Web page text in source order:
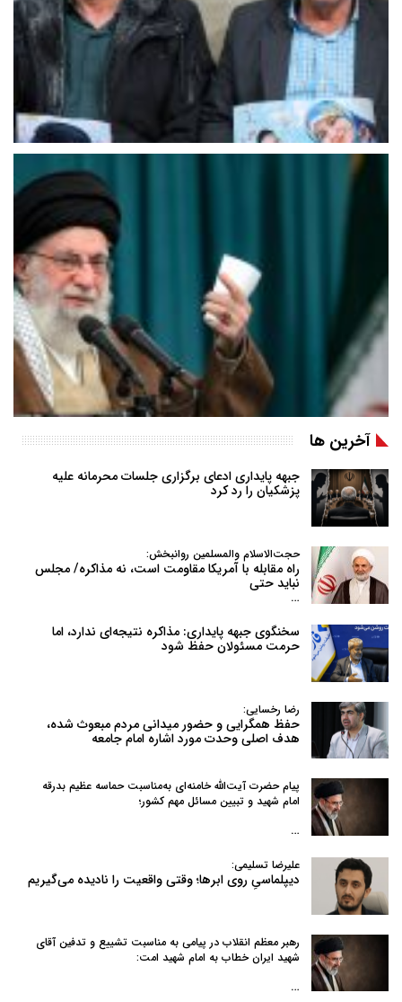
آخرین ها
جبهه پایداری ادعای برگزاری جلسات محرمانه علیه
پزشکیان را رد کرد
حجت‌الاسلام والمسلمین روانبخش:
راه مقابله با آمریکا مقاومت است، نه مذاکره/ مجلس
نباید حتی
…
سخنگوی جبهه پایداری: مذاکره نتیجه‌ای ندارد، اما
حرمت مسئولان حفظ شود
رضا رخسایی:
حفظ همگرایی و حضور میدانی مردم مبعوث شده،
هدف اصلی وحدت مورد اشاره امام جامعه
پیام حضرت آیت‌الله خامنه‌ای به‌مناسبت حماسه عظیم بدرقه
امام شهید و تبیین مسائل مهم کشور؛
…
علیرضا تسلیمی:
دیپلماسیِ روی ابرها؛ وقتی واقعیت را نادیده می‌گیریم
رهبر معظم انقلاب در پیامی به‌ مناسبت تشییع و تدفین آقای
شهید ایران خطاب به امام شهید امت:
…